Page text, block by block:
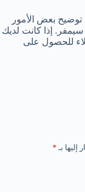
توضيح بعض الأمور
إذا كانت لديك
للحصول على
إليها بـ *